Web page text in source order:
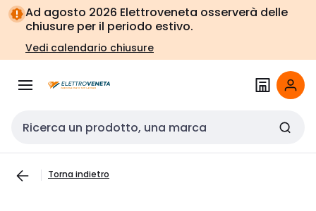
Vai alla
navigazione
Vai
alla
pagina
Ad agosto 2026 Elettroveneta osserverà delle
chiusure per il periodo estivo.
Vedi calendario chiusure
Cerca input
Torna indietro